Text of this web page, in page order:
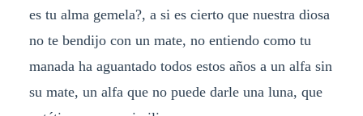
es tu alma gemela?, a si es cierto que nuestra diosa
no te bendijo con un mate, no entiendo como tu
manada ha aguantado todos estos años a un alfa sin
su mate, un alfa que no puede darle una luna, que